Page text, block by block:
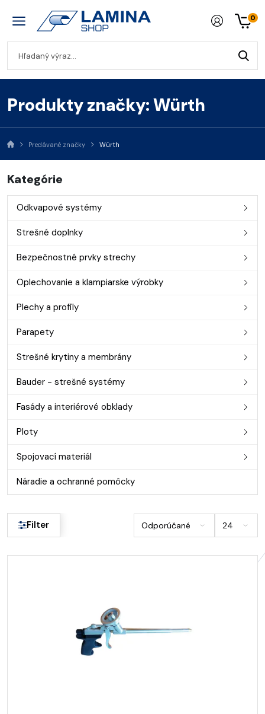
0
Produkty značky: Würth
Predávané značky Würth
Kategórie
Odkvapové systémy
Strešné doplnky
Bezpečnostné prvky strechy
Oplechovanie a klampiarske výrobky
Plechy a profily
Parapety
Strešné krytiny a membrány
Bauder - strešné systémy
Fasády a interiérové obklady
Ploty
Spojovací materiál
Náradie a ochranné pomôcky
Filter